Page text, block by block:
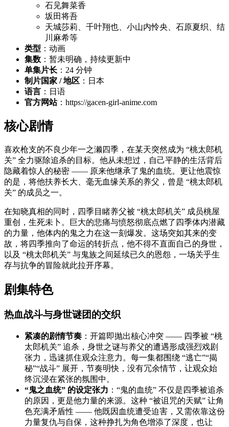
石见舞菜香
坂田将吾
天城莎莉、千叶翔也、小山内怜央、石原夏织、结
川麻希等
类型 ：动画
集数 ：暂未明确，持续更新中
单集片长 ：24 分钟
制片国家 / 地区 ：日本
语言 ：日语
官方网站：https://gacen-girl-anime.com
核心剧情
喜欢枪支的不良少年一之濑四季，在某天突然成为 “桃太郎机
关” 全力驱除追杀的目标。他从未想过，自己平静的生活背后
隐藏着惊人的秘密 —— 原来他继承了鬼的血统。更让他震惊
的是，将他扶养长大、毫无血缘关系的养父，曾是 “桃太郎机
关” 的成员之一。
在知晓真相的同时，四季目睹养父被 “桃太郎机关” 成员桃屋
重创，生死未卜。巨大的悲痛与愤怒彻底点燃了四季体内潜藏
的力量，他体内的鬼之力在这一刻爆发。这场突如其来的变
故，将四季推向了命运的转折点，他不得不直面自己的身世，
以及 “桃太郎机关” 与鬼族之间延续已久的恩怨，一场关乎生
存与抗争的冒险就此拉开序幕。
剧集特色
热血战斗与身世谜团的交织
紧凑的剧情节奏 ：开篇即抛出核心冲突 —— 四季被 “桃
太郎机关” 追杀，身世之谜与养父的遭遇形成强烈戏剧
张力，迅速抓住观众注意力。每一集都围绕 “逃亡”“揭
秘”“战斗” 展开，节奏明快，没有冗余情节，让观众始
终沉浸在紧张的氛围中。
“鬼之血统” 的设定张力 ：“鬼的血统” 不仅是四季被追杀
的原因，更是他力量的来源。这种 “被诅咒的天赋” 让角
色充满矛盾性 —— 他既因血统遭受迫害，又需依靠这份
力量复仇与自保，这种挣扎为角色增添了深度，也让